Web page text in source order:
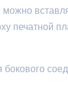
печатной